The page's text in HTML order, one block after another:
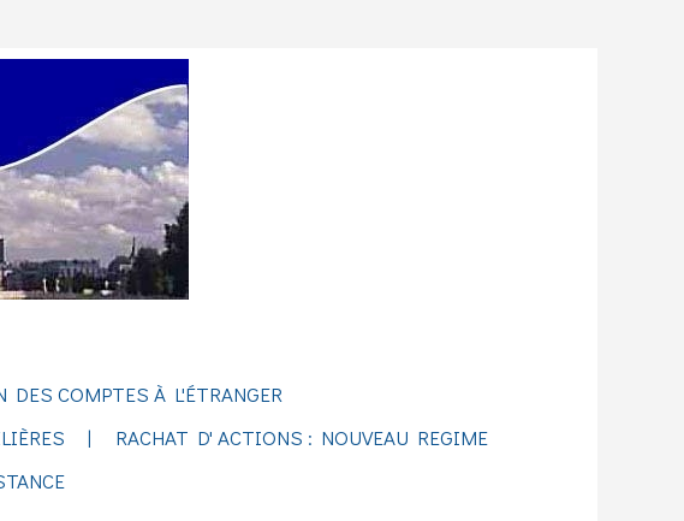
DES COMPTES À L'ÉTRANGER
RACHAT D' ACTIONS : NOUVEAU REGIME